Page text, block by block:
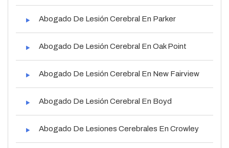
Abogado De Lesión Cerebral En Parker
Abogado De Lesión Cerebral En Oak Point
Abogado De Lesión Cerebral En New Fairview
Abogado De Lesión Cerebral En Boyd
Abogado De Lesiones Cerebrales En Crowley